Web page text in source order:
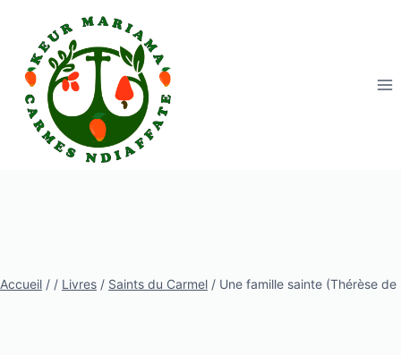
contenu
Accueil / / Livres / Saints du Carmel / Une famille sainte (Thérèse de